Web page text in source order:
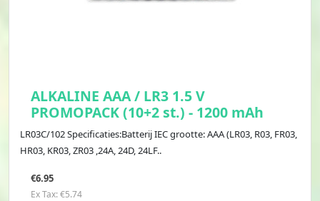
ALKALINE AAA / LR3 1.5 V
PROMOPACK (10+2 st.) - 1200 mAh
LR03C/102 Specificaties:Batterij IEC grootte: AAA (LR03, R03, FR03,
HR03, KR03, ZR03 ,24A, 24D, 24LF..
€6.95
Ex Tax: €5.74